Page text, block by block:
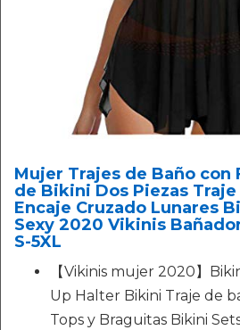
Mujer Trajes de Baño con
de Bikini Dos Piezas
Encaje Cruzado Lunares
Sexy 2020 Vikinis
S-5XL
【Vikinis mujer 2020】
Up Halter Bikini Traje de
Tops y Braguitas Bikini